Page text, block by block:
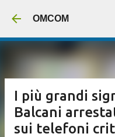
OMCOM
I più grandi
Balcani
sui telefoni